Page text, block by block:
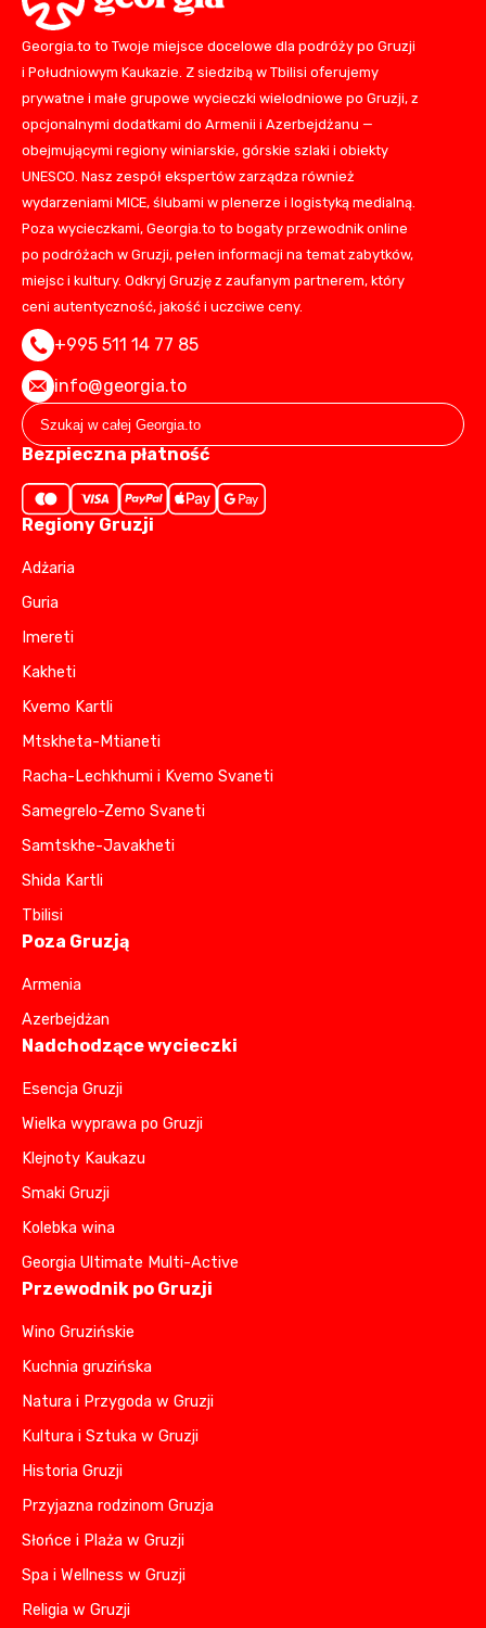
Georgia.to to Twoje miejsce docelowe dla podróży po Gruzji
i Południowym Kaukazie. Z siedzibą w Tbilisi oferujemy
prywatne i małe grupowe wycieczki wielodniowe po Gruzji, z
opcjonalnymi dodatkami do Armenii i Azerbejdżanu —
obejmującymi regiony winiarskie, górskie szlaki i obiekty
UNESCO. Nasz zespół ekspertów zarządza również
wydarzeniami MICE, ślubami w plenerze i logistyką medialną.
Poza wycieczkami, Georgia.to to bogaty przewodnik online
po podróżach w Gruzji, pełen informacji na temat zabytków,
miejsc i kultury. Odkryj Gruzję z zaufanym partnerem, który
ceni autentyczność, jakość i uczciwe ceny.
+995 511 14 77 85
info@georgia.to
Bezpieczna płatność
Regiony Gruzji
Adżaria
Guria
Imereti
Kakheti
Kvemo Kartli
Mtskheta-Mtianeti
Racha-Lechkhumi i Kvemo Svaneti
Samegrelo-Zemo Svaneti
Samtskhe-Javakheti
Shida Kartli
Tbilisi
Poza Gruzją
Armenia
Azerbejdżan
Nadchodzące wycieczki
Esencja Gruzji
Wielka wyprawa po Gruzji
Klejnoty Kaukazu
Smaki Gruzji
Kolebka wina
Georgia Ultimate Multi-Active
Przewodnik po Gruzji
Wino Gruzińskie
Kuchnia gruzińska
Natura i Przygoda w Gruzji
Kultura i Sztuka w Gruzji
Historia Gruzji
Przyjazna rodzinom Gruzja
Słońce i Plaża w Gruzji
Spa i Wellness w Gruzji
Religia w Gruzji